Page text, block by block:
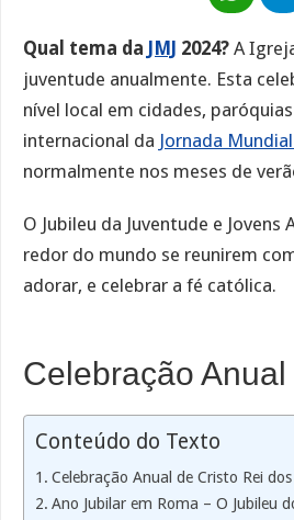
Qual tema da JMJ 2024? A
juventude anualmente. Esta
nível local em cidades,
internacional da Jornada
normalmente nos meses de
O Jubileu da Juventude e
redor do mundo se reunirem
adorar, e celebrar a fé católica.
Celebração
Conteúdo do Texto
Celebração Anual de Cristo Rei dos
Ano Jubilar em Roma – O Jubileu